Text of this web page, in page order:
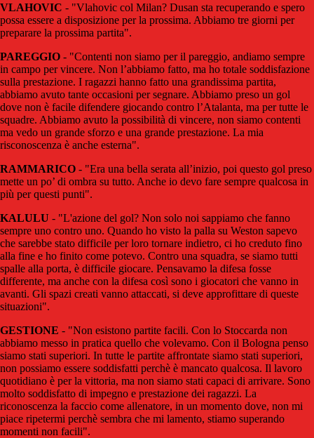
VLAHOVIC - "Vlahovic col Milan? Dusan sta recuperando e spero
possa essere a disposizione per la prossima. Abbiamo tre giorni per
preparare la prossima partita".
PAREGGIO - "Contenti non siamo per il pareggio, andiamo sempre
in campo per vincere. Non l’abbiamo fatto, ma ho totale soddisfazione
sulla prestazione. I ragazzi hanno fatto una grandissima partita,
abbiamo avuto tante occasioni per segnare. Abbiamo preso un gol
dove non è facile difendere giocando contro l’Atalanta, ma per tutte le
squadre. Abbiamo avuto la possibilità di vincere, non siamo contenti
ma vedo un grande sforzo e una grande prestazione. La mia
risconoscenza è anche esterna".
RAMMARICO - "Era una bella serata all’inizio, poi questo gol preso
mette un po’ di ombra su tutto. Anche io devo fare sempre qualcosa in
più per questi punti".
KALULU - "L'azione del gol? Non solo noi sappiamo che fanno
sempre uno contro uno. Quando ho visto la palla su Weston sapevo
che sarebbe stato difficile per loro tornare indietro, ci ho creduto fino
alla fine e ho finito come potevo. Contro una squadra, se siamo tutti
spalle alla porta, è difficile giocare. Pensavamo la difesa fosse
differente, ma anche con la difesa così sono i giocatori che vanno in
avanti. Gli spazi creati vanno attaccati, si deve approfittare di queste
situazioni".
GESTIONE - "Non esistono partite facili. Con lo Stoccarda non
abbiamo messo in pratica quello che volevamo. Con il Bologna penso
siamo stati superiori. In tutte le partite affrontate siamo stati superiori,
non possiamo essere soddisfatti perchè è mancato qualcosa. Il lavoro
quotidiano è per la vittoria, ma non siamo stati capaci di arrivare. Sono
molto soddisfatto di impegno e prestazione dei ragazzi. La
riconoscenza la faccio come allenatore, in un momento dove, non mi
piace ripetermi perchè sembra che mi lamento, stiamo superando
momenti non facili".